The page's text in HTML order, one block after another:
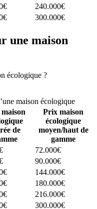
240.000€
300.000€
une maison
écologique ?
maison écologique
de
Prix maison
écologique
moyen/haut de
gamme
72.000€
90.000€
144.000€
180.000€
216.000€
300.000€